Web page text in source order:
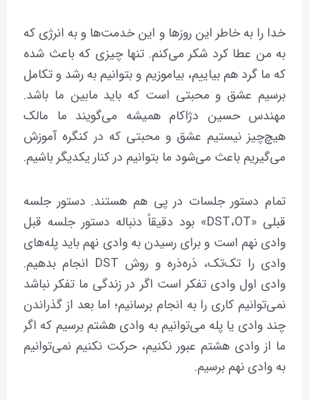
خدا را به خاطر این روز‌ها و این خدمت‌ها و به انرژی که
به من عطا کرد شکر می‌کنم. تنها چیزی که باعث شده
که ما گرد هم بیاییم، بیاموزیم و بتوانیم به رشد و تکامل
برسیم عشق و محبتی است که باید مابین ما باشد.
مهندس حسین دژاکام همیشه می‌گویند ما مالک
هیچ‌چیز نیستیم عشق و محبتی که در کنگره آموزش
می‌گیریم باعث می‌شود ما بتوانیم در کنار یکدیگر باشیم.
تمام دستور جلسات در پی هم هستند. دستور جلسه
قبلی «DST،OT» بود دقیقاً دنباله دستور جلسه قبل
وادی نهم است و برای رسیدن به وادی نهم باید پله‌های
وادی را تک‌تک، ذره‌ذره و روش DST انجام بدهیم.
وادی اول وادی تفکر است اگر در زندگی ما تفکر نباشد
نمی‌توانیم کاری را به انجام برسانیم؛ اما بعد از گذراندن
چند وادی یا پله می‌توانیم به وادی هشتم برسیم که اگر
ما از وادی هشتم عبور نکنیم، حرکت نکنیم نمی‌توانیم
به وادی نهم برسیم.